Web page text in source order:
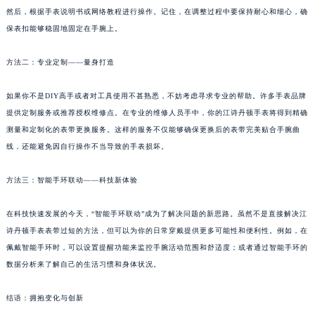
然后，根据手表说明书或网络教程进行操作。记住，在调整过程中要保持耐心和细心，确
保表扣能够稳固地固定在手腕上。
方法二：专业定制——量身打造
如果你不是DIY高手或者对工具使用不甚熟悉，不妨考虑寻求专业的帮助。许多手表品牌
提供定制服务或推荐授权维修点。在专业的维修人员手中，你的江诗丹顿手表将得到精确
测量和定制化的表带更换服务。这样的服务不仅能够确保更换后的表带完美贴合手腕曲
线，还能避免因自行操作不当导致的手表损坏。
方法三：智能手环联动——科技新体验
在科技快速发展的今天，“智能手环联动”成为了解决问题的新思路。虽然不是直接解决江
诗丹顿手表表带过短的方法，但可以为你的日常穿戴提供更多可能性和便利性。例如，在
佩戴智能手环时，可以设置提醒功能来监控手腕活动范围和舒适度；或者通过智能手环的
数据分析来了解自己的生活习惯和身体状况。
结语：拥抱变化与创新